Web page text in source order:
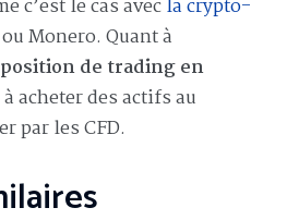
c’est le cas avecla crypto-
ou Monero. Quant à
de trading en
acheter des actifs au
par les CFD.